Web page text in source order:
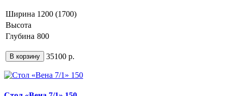
Ширина 1200 (1700)
Высота
Глубина 800
В корзину 35100 р.